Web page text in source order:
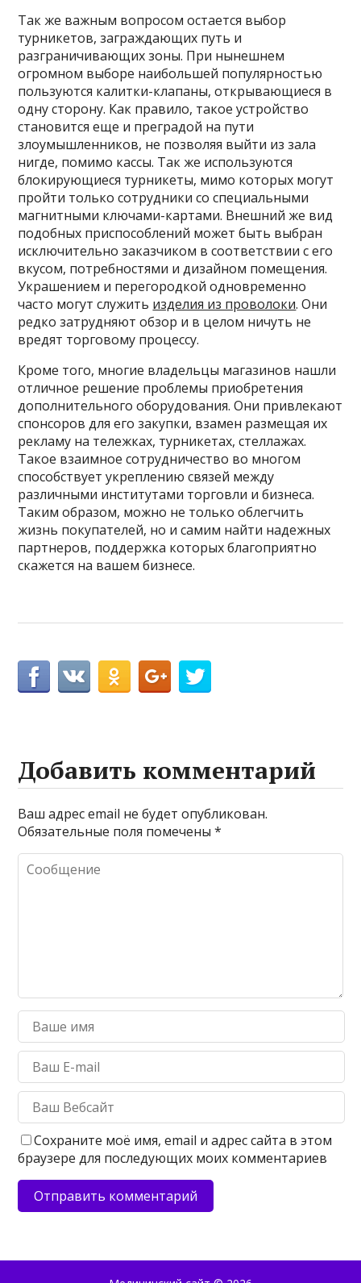
Так же важным вопросом остается выбор
турникетов, заграждающих путь и
разграничивающих зоны. При нынешнем
огромном выборе наибольшей популярностью
пользуются калитки-клапаны, открывающиеся в
одну сторону. Как правило, такое устройство
становится еще и преградой на пути
злоумышленников, не позволяя выйти из зала
нигде, помимо кассы. Так же используются
блокирующиеся турникеты, мимо которых могут
пройти только сотрудники со специальными
магнитными ключами-картами. Внешний же вид
подобных приспособлений может быть выбран
исключительно заказчиком в соответствии с его
вкусом, потребностями и дизайном помещения.
Украшением и перегородкой одновременно
часто могут служить изделия из проволоки. Они
редко затрудняют обзор и в целом ничуть не
вредят торговому процессу.
Кроме того, многие владельцы магазинов нашли
отличное решение проблемы приобретения
дополнительного оборудования. Они привлекают
спонсоров для его закупки, взамен размещая их
рекламу на тележках, турникетах, стеллажах.
Такое взаимное сотрудничество во многом
способствует укреплению связей между
различными институтами торговли и бизнеса.
Таким образом, можно не только облегчить
жизнь покупателей, но и самим найти надежных
партнеров, поддержка которых благоприятно
скажется на вашем бизнесе.
Добавить комментарий
Ваш адрес email не будет опубликован.
Обязательные поля помечены*
Сохраните моё имя, email и адрес сайта в этом
браузере для последующих моих комментариев